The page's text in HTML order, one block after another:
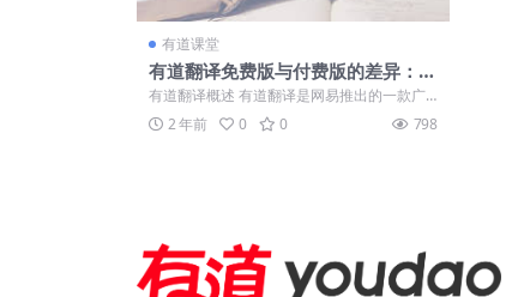
有道课堂
有道翻译免费版与付费版的差异：全
面对比与选择指南
有道翻译概述 有道翻译是网易推出的一款广
受欢迎的翻译工具，支持多种语言的即时翻
译...2 年前 0 0 798